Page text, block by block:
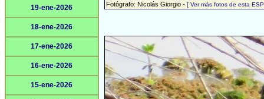
19-ene-2026
18-ene-2026
17-ene-2026
16-ene-2026
15-ene-2026
Fotógrafo: Nicolás Giorgio - [ Ver más fotos de esta